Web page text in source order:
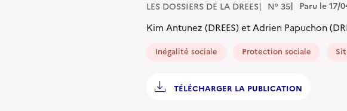
LES DOSSIERS DE LA DREES N° 35 Paru le 17/
Kim Antunez (DREES) et Adrien Papuchon
Inégalité sociale Protection sociale
TÉLÉCHARGER LA PUBLICATION